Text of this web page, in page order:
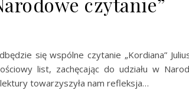
się wspólne czytanie „Kordiana”
list, zachęcając do udziału w
towarzyszyła nam refleksja…